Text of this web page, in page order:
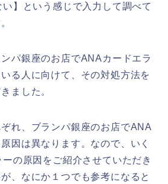
】という感じで入力して調べて
パ銀座のお店でANAカードエラ
る人に向けて、その対処方法を
ました。
れ、ブランパ銀座のお店でANA
因は異なります。なので、いく
の原因をご紹介させていただき
、なにか１つでも参考になると